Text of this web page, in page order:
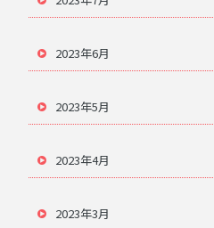
2023年6月
2023年5月
2023年4月
2023年3月